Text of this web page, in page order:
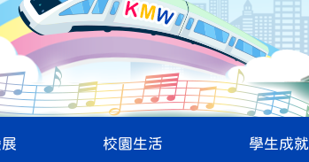
校園生活 學生成就